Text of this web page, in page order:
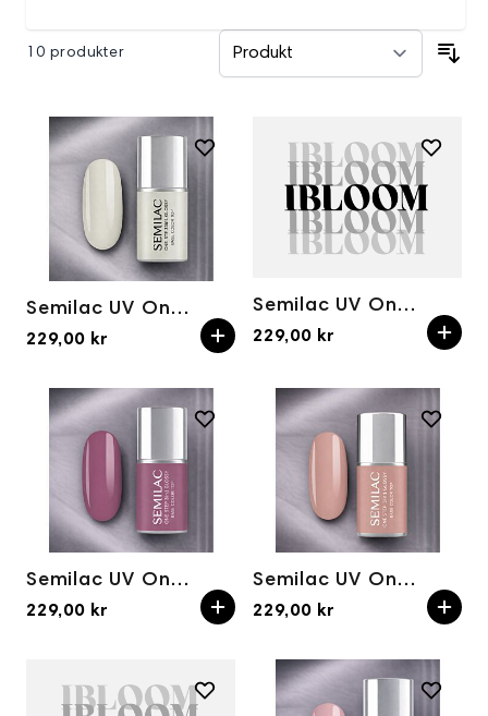
10 produkter
Semilac UV One Step Hybrid 3in1 Glossy S110 The White 7ml
229,00 kr
Semilac UV One Step Hybrid 3in1 Glossy S201 Earth Pink 7ml
229,00 kr
Semilac UV One Step Hybrid 3in1 Glossy S205 Purple Beige 7ml
229,00 kr
Semilac UV One Step Hybrid 3in1 Glossy S210 French Beige 7ml
229,00 kr